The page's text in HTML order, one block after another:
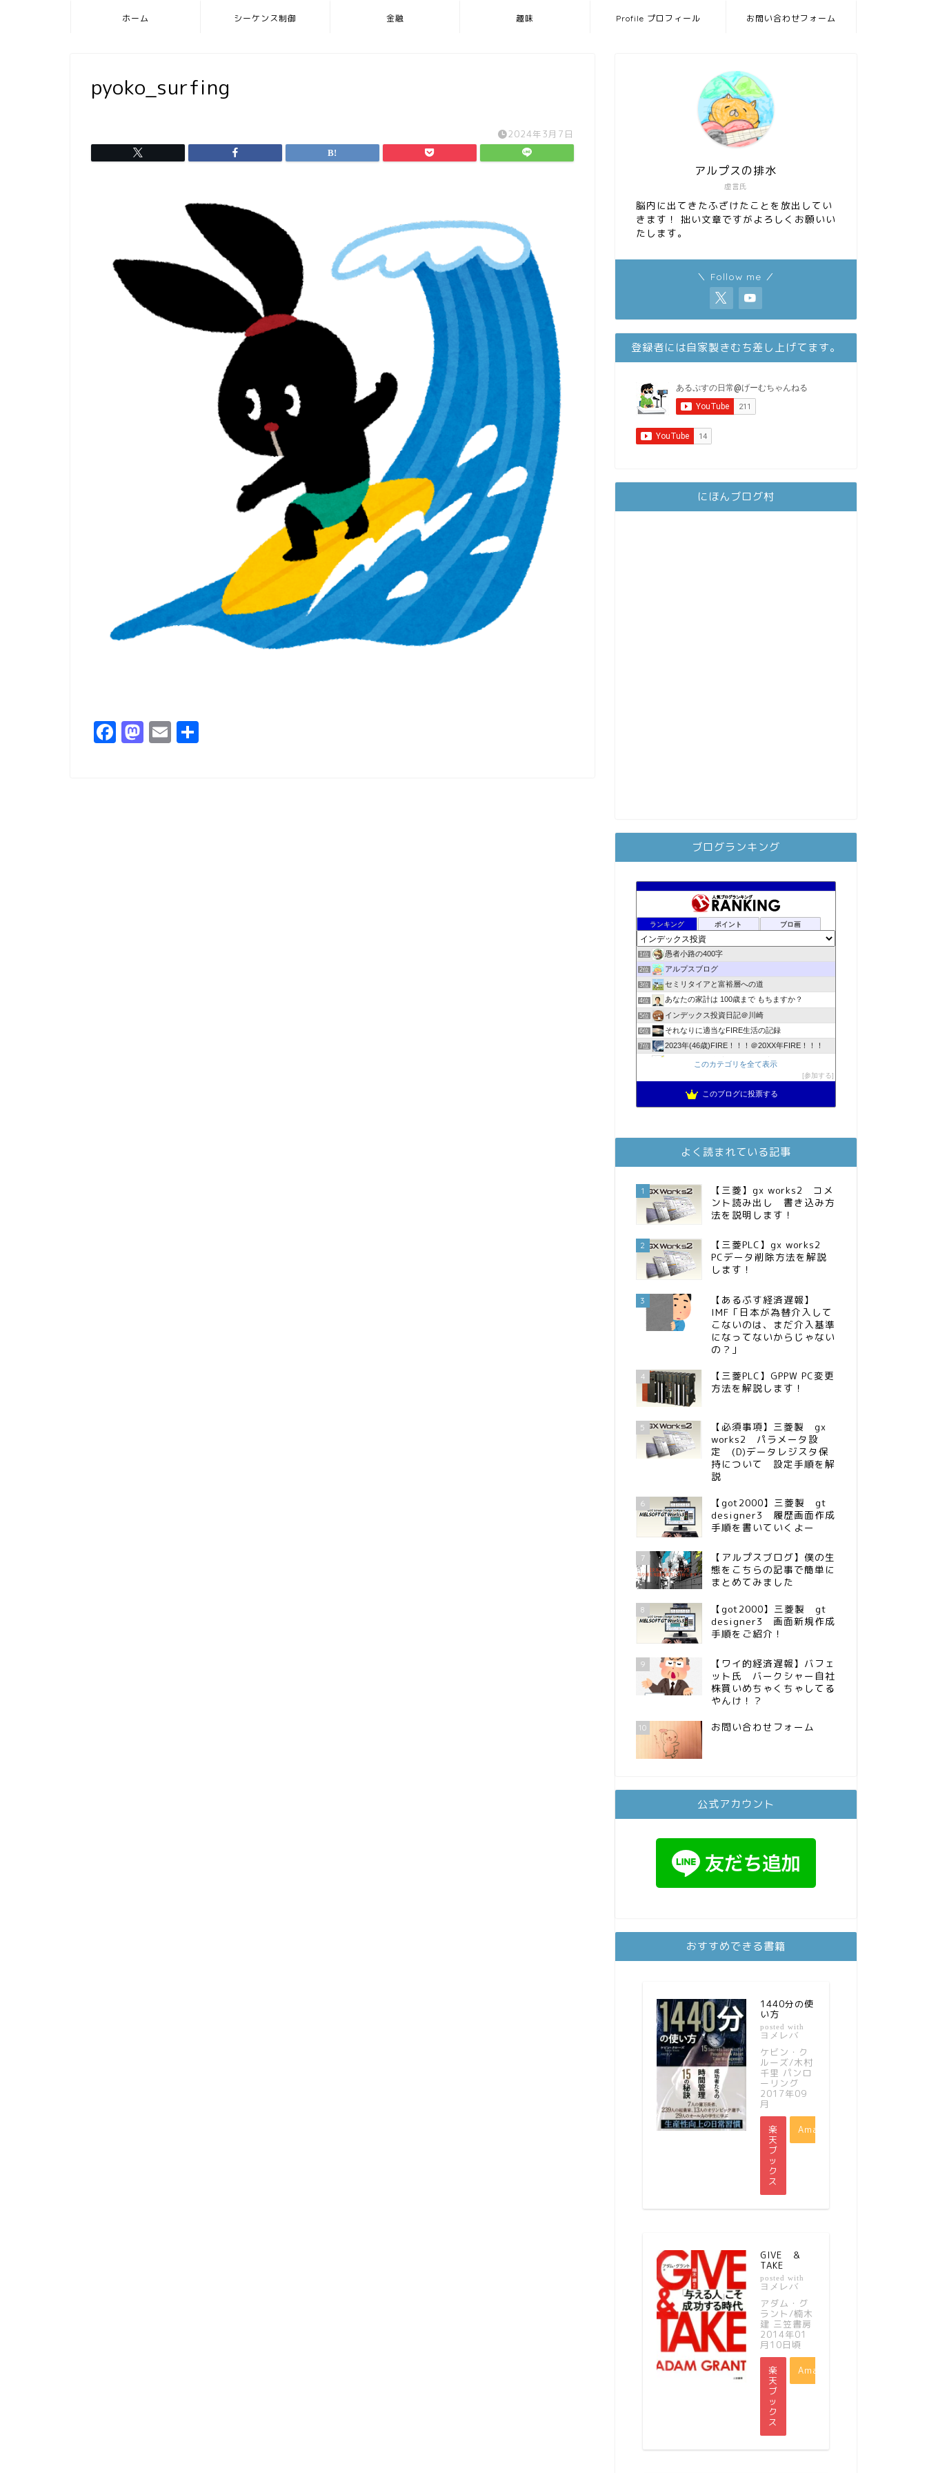
ホーム シーケンス制御 金融 趣味 Profile プロフィール お問い合わせフォーム
pyoko_surfing
2024年3月7日
F M E
虚言氏
アルプスの排水
脳内に出てきたふざけたことを放出してい
きます！ 拙い文章ですがよろしくお願いい
たします。
＼ Follow me ／
登録者には自家製きむち差し上げてます。
にほんブログ村
ブログランキング
ランキング ポイント ブロ画
1位 愚者小路の400字
2位 アルプスブログ
3位 セミリタイアと富裕層への道
4位 あなたの家計は 100歳まで もちますか？
5位 インデックス投資日記＠川崎
6位 それなりに適当なFIRE生活の記録
7位 2023年(46歳)FIRE！！！＠20XX年FIRE！！！
スパコンSEが効率的投資で一家セミリタイアするブログ
降りてからの人生
11位 お金に困らない生活（インデックス投資ブログ）
13位 MBAのインデックス投資日記
庶民的家族がインデックス投資でセミリタイア目指してみた
15位 かけこみリタイヤ―のダイヤリー
このカテゴリを全て表示
参加する
このブログに投票する
よく読まれている記事
1
【三菱】gx works2 コメ
ント読み出し 書き込み方
法を説明します！
2
【三菱PLC】gx works2
PCデータ削除方法を解説
します！
3
【あるぷす経済遅報】
IMF「日本が為替介入して
こないのは、まだ介入基準
になってないからじゃない
の？」
4
【三菱PLC】GPPW PC変更
方法を解説します！
5
【必須事項】三菱製 gx
works2 パラメータ設
定 (D)データレジスタ保
持について 設定手順を解
説
6
【got2000】三菱製 gt
designer3 履歴画面作成
手順を書いていくよー
7
【アルプスブログ】僕の生
態をこちらの記事で簡単に
まとめてみました
8
【got2000】三菱製 gt
designer3 画面新規作成
手順をご紹介！
9
【ワイ的経済遅報】バフェ
ット氏 バークシャー自社
株買いめちゃくちゃしてる
やんけ！？
10 お問い合わせフォーム
公式アカウント
おすすめできる書籍
1440分の使
い方
posted with
ヨメレバ
ケビン・ク
ルーズ/木村
千里 パンロ
ーリング
2017年09
月
楽
天
ブ
ッ
ク
ス
Amazon
GIVE ＆
TAKE
posted with
ヨメレバ
アダム・グ
ラント/楠木
建 三笠書房
2014年01
月10日頃
楽
天
ブ
ッ
ク
ス
Amazon